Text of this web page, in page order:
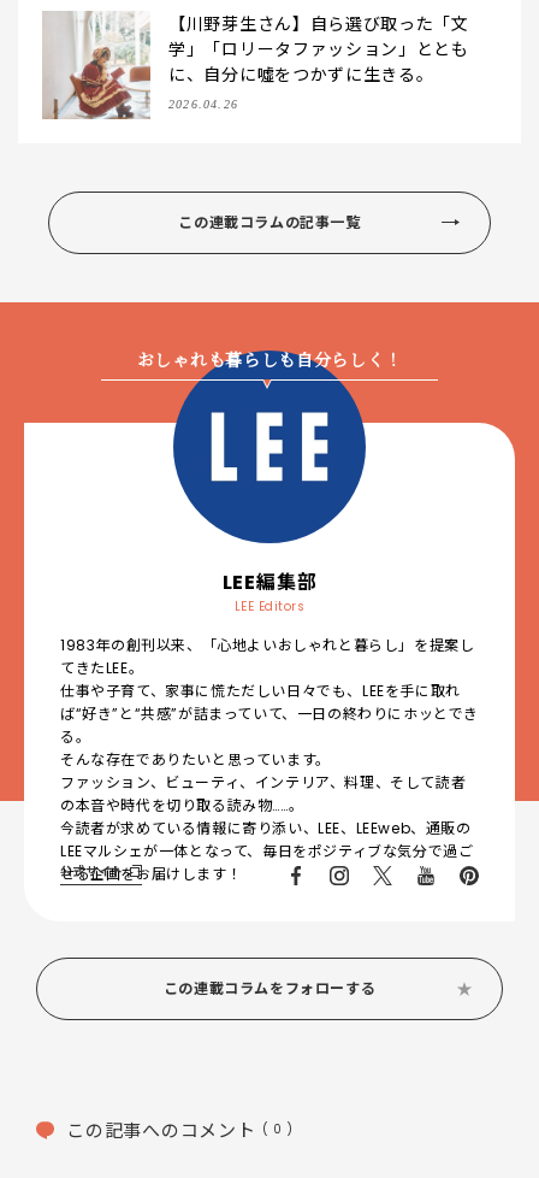
【川野芽生さん】自ら選び取った「文
学」「ロリータファッション」ととも
に、自分に噓をつかずに生きる。
2026.04.26
この連載コラムの記事一覧
おしゃれも暮らしも自分らしく！
LEE編集部
LEE Editors
1983年の創刊以来、「心地よいおしゃれと暮らし」を提案し
てきたLEE。
仕事や子育て、家事に慌ただしい日々でも、LEEを手に取れ
ば“好き”と“共感”が詰まっていて、一日の終わりにホッとでき
る。
そんな存在でありたいと思っています。
ファッション、ビューティ、インテリア、料理、そして読者
の本音や時代を切り取る読み物……。
今読者が求めている情報に寄り添い、LEE、LEEweb、通販の
LEEマルシェが一体となって、毎日をポジティブな気分で過ご
せる企画をお届けします！
公式サイト
この連載コラムをフォローする
この記事へのコメント ( 0 )